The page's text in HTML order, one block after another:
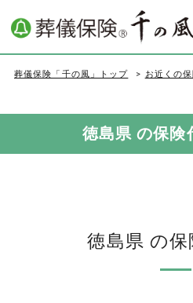
葬儀保険「千の風」トップ お近くの
徳島県 の保険
徳島県 の保